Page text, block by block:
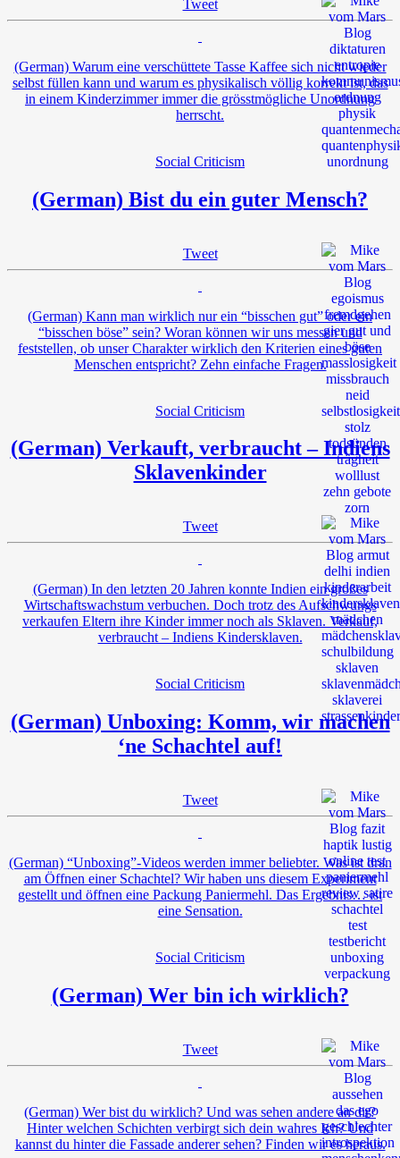
Tweet
(German) Warum eine verschüttete Tasse Kaffee sich nicht wieder
selbst füllen kann und warum es physikalisch völlig korrekt ist, das
in einem Kinderzimmer immer die grösstmögliche Unordnung
herrscht.
Social Criticism
(German) Bist du ein guter Mensch?
Tweet
(German) Kann man wirklich nur ein “bisschen gut” oder ein
“bisschen böse” sein? Woran können wir uns messen und
feststellen, ob unser Charakter wirklich den Kriterien eines guten
Menschen entspricht? Zehn einfache Fragen.
Social Criticism
(German) Verkauft, verbraucht – Indiens
Sklavenkinder
Tweet
(German) In den letzten 20 Jahren konnte Indien ein großes
Wirtschaftswachstum verbuchen. Doch trotz des Aufschwungs
verkaufen Eltern ihre Kinder immer noch als Sklaven. Verkauf,
verbraucht – Indiens Kindersklaven.
Social Criticism
(German) Unboxing: Komm, wir machen
‘ne Schachtel auf!
Tweet
(German) “Unboxing”-Videos werden immer beliebter. Was ist dran
am Öffnen einer Schachtel? Wir haben uns diesem Experiment
gestellt und öffnen eine Packung Paniermehl. Das Ergebnis… ist
eine Sensation.
Social Criticism
(German) Wer bin ich wirklich?
Tweet
(German) Wer bist du wirklich? Und was sehen andere an dir?
Hinter welchen Schichten verbirgt sich dein wahres Ich? Und
kannst du hinter die Fassade anderer sehen? Finden wir es heraus.